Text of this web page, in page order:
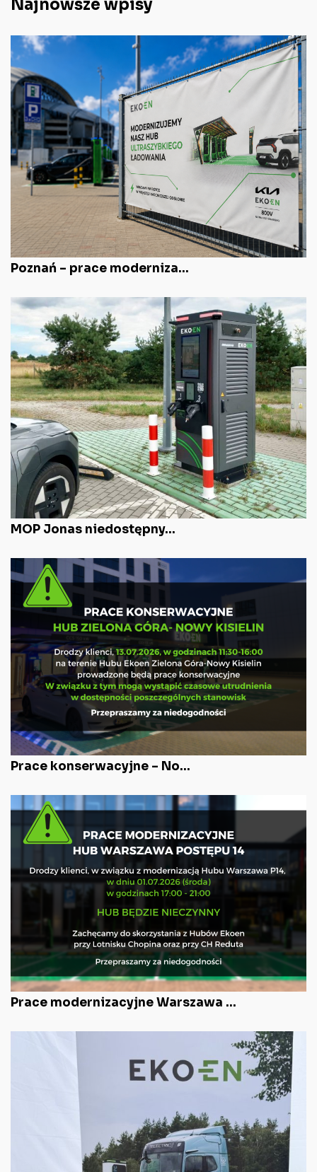
Najnowsze wpisy
Poznań – prace moderniza...
MOP Jonas niedostępny...
Prace konserwacyjne – No...
Prace modernizacyjne Warszawa ...